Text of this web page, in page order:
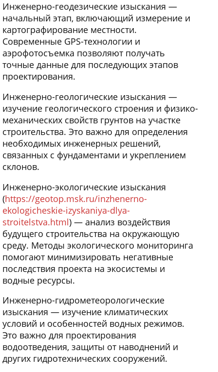
Инженерно-геодезические изыскания —
начальный этап, включающий измерение и
картографирование местности.
Современные GPS-технологии и
аэрофотосъемка позволяют получать
точные данные для последующих этапов
проектирования.
Инженерно-геологические изыскания —
изучение геологического строения и физико-
механических свойств грунтов на участке
строительства. Это важно для определения
необходимых инженерных решений,
связанных с фундаментами и укреплением
склонов.
Инженерно-экологические изыскания
(https://geotop.msk.ru/inzhenerno-
ekologicheskie-izyskaniya-dlya-
stroitelstva.html) — анализ воздействия
будущего строительства на окружающую
среду. Методы экологического мониторинга
помогают минимизировать негативные
последствия проекта на экосистемы и
водные ресурсы.
Инженерно-гидрометеорологические
изыскания — изучение климатических
условий и особенностей водных режимов.
Это важно для проектирования
водоотведения, защиты от наводнений и
других гидротехнических сооружений.